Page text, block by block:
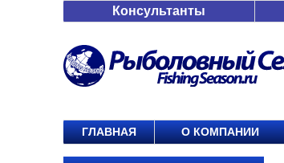
Консультанты
ГЛАВНАЯ О КОМПАНИИ